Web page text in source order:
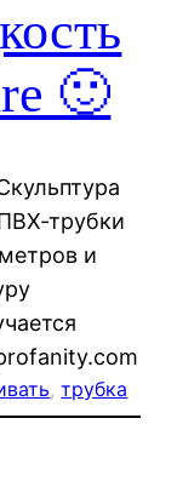
🙂
трубки
и
, трубка